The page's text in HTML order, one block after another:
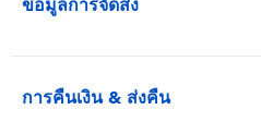
ข้อมูลการจัดส่ง
การคืนเงิน & ส่งคืน